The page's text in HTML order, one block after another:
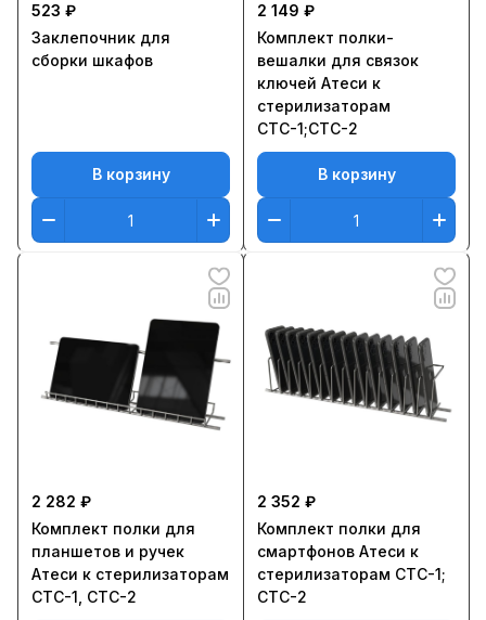
523 ₽
Заклепочник для
сборки шкафов
В корзину
2 149 ₽
Комплект полки-
вешалки для связок
ключей Атеси к
стерилизаторам
СТС-1;CТС-2
В корзину
2 282 ₽
Комплект полки для
планшетов и ручек
Атеси к стерилизаторам
СТС-1, CТС-2
2 352 ₽
Комплект полки для
смартфонов Атеси к
стерилизаторам СТС-1;
CТС-2